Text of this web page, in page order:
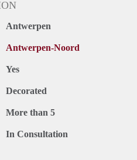
Antwerpen
Antwerpen-Noord
Yes
Decorated
More than 5
In Consultation